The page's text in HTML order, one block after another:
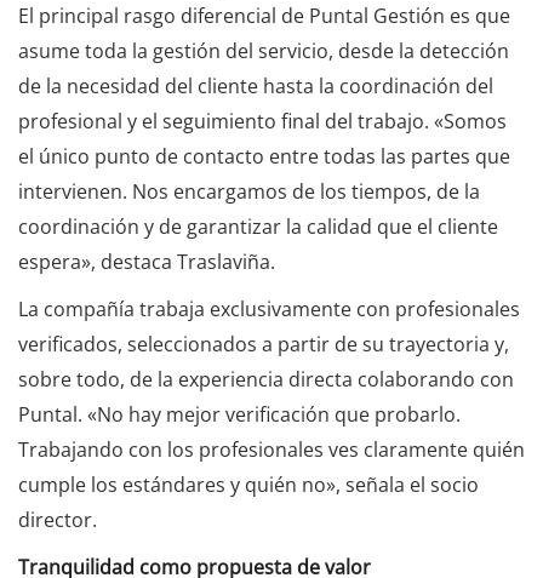
El principal rasgo diferencial de Puntal Gestión es que
asume toda la gestión del servicio, desde la detección
de la necesidad del cliente hasta la coordinación del
profesional y el seguimiento final del trabajo. «Somos
el único punto de contacto entre todas las partes que
intervienen. Nos encargamos de los tiempos, de la
coordinación y de garantizar la calidad que el cliente
espera», destaca Traslaviña.
La compañía trabaja exclusivamente con profesionales
verificados, seleccionados a partir de su trayectoria y,
sobre todo, de la experiencia directa colaborando con
Puntal. «No hay mejor verificación que probarlo.
Trabajando con los profesionales ves claramente quién
cumple los estándares y quién no», señala el socio
director.
Tranquilidad como propuesta de valor